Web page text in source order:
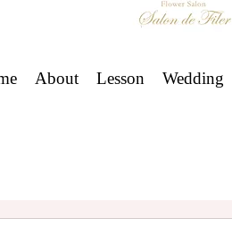
About Lesson Wedding